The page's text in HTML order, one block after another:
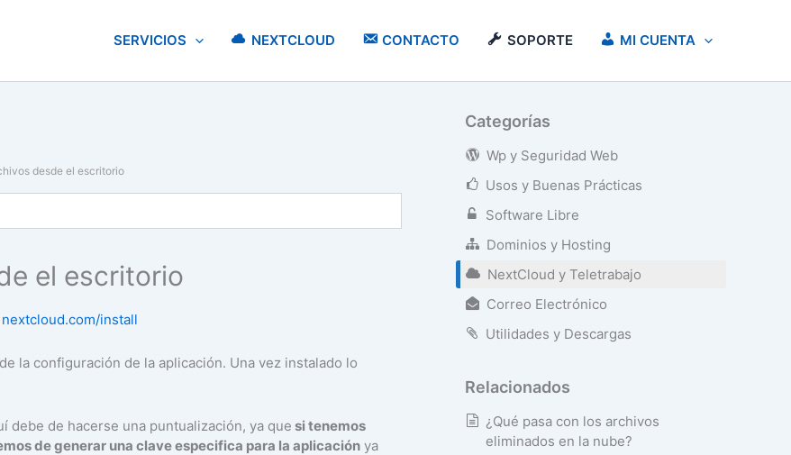
SERVICIOS NEXTCLOUD CONTACTO SOPORTE MI CUENTA
desde el escritorio
el escritorio
install
la configuración de la aplicación. Una vez instalado lo
debe de hacerse una puntualización, ya que si tenemos
de generar una clave especifica para la aplicación ya
Categorías
Wp y Seguridad Web
Usos y Buenas Prácticas
Software Libre
Dominios y Hosting
NextCloud y Teletrabajo
Correo Electrónico
Utilidades y Descargas
Relacionados
¿Qué pasa con los archivos
eliminados en la nube?